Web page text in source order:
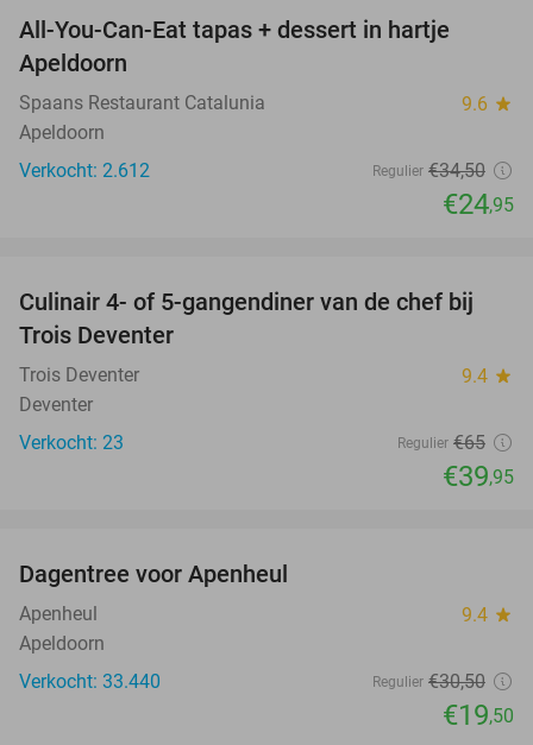
All-You-Can-Eat tapas + dessert in hartje
Apeldoorn
Spaans Restaurant Catalunia 9.6 star
Apeldoorn
Verkocht: 2.612
Regulier €34,50
€24,95
39%
Culinair 4- of 5-gangendiner van de chef bij
Trois Deventer
Trois Deventer 9.4 star
Deventer
Verkocht: 23
Regulier €65
€39,95
Dagentree voor Apenheul
Apenheul 9.4 star
Apeldoorn
Verkocht: 33.440
Regulier €30,50
€19,50